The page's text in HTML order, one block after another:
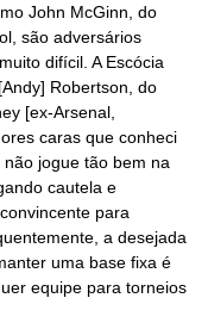
John McGinn, do
são adversários
difícil. A Escócia
Robertson, do
[ex-Arsenal,
caras que conheci
jogue tão bem na
cautela e
para
a desejada
uma base fixa é
equipe para torneios